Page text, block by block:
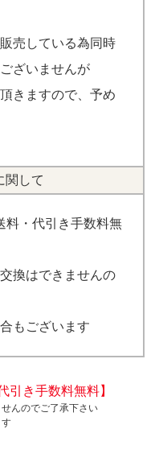
売している為同時
ざいませんが
きますので、予め
関して
料・代引き手数料無
換はできませんの
もございます
引き手数料無料】
んのでご了承下さい